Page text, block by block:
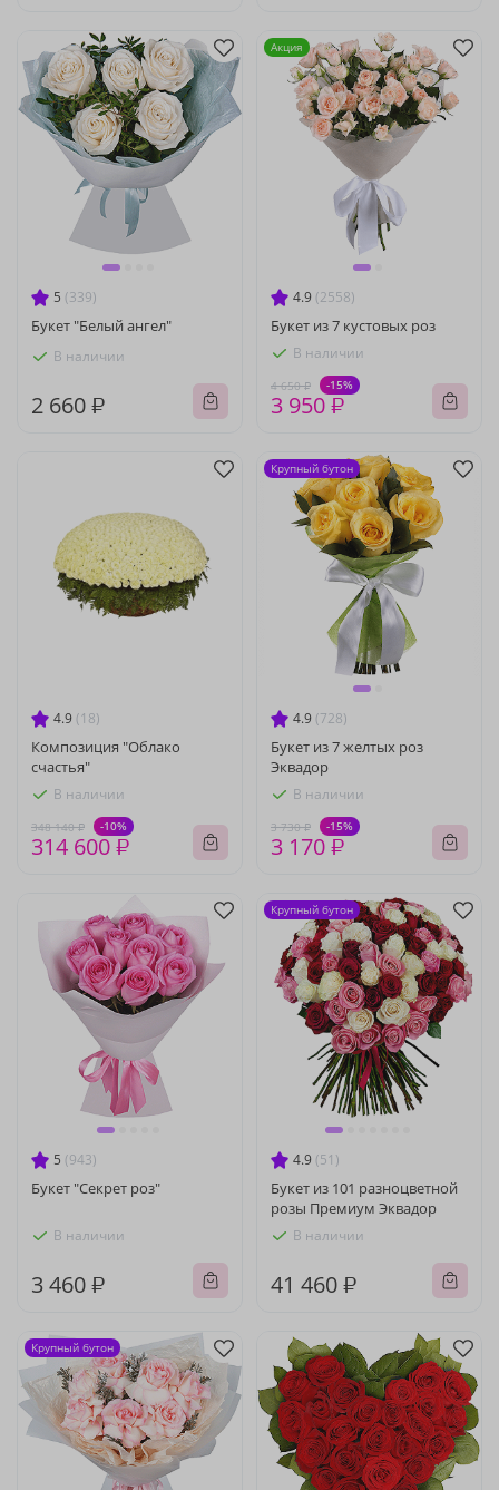
5 (339)
Букет "Белый ангел"
В наличии
2 660 ₽
4.9 (2558)
Букет из 7 кустовых роз
В наличии
4 650 ₽ -15%
3 950 ₽
Акция
4.9 (18)
Композиция "Облако
счастья"
В наличии
348 140 ₽ -10%
314 600 ₽
4.9 (728)
Букет из 7 желтых роз
Эквадор
В наличии
3 730 ₽ -15%
3 170 ₽
Крупный бутон
5 (943)
Букет "Секрет роз"
В наличии
3 460 ₽
4.9 (51)
Букет из 101 разноцветной
розы Премиум Эквадор
В наличии
41 460 ₽
Крупный бутон
Крупный бутон